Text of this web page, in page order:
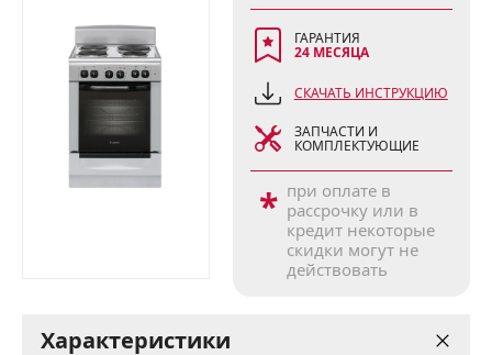
ГАРАНТИЯ
24 МЕСЯЦА
СКАЧАТЬ ИНСТРУКЦИЮ
ЗАПЧАСТИ И
КОМПЛЕКТУЮЩИЕ
* при оплате в
рассрочку или в
кредит некоторые
скидки могут не
действовать
Характеристики